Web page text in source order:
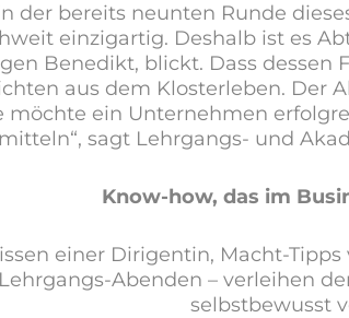
der bereits neunten Runde
einzigartig. Deshalb ist es
Benedikt, blickt. Dass
aus dem Klosterleben.
möchte ein Unternehmen
sagt Lehrgangs- und
Know-how, das im
einer Dirigentin, Macht-
Abenden – verleihen
selbstbewusst